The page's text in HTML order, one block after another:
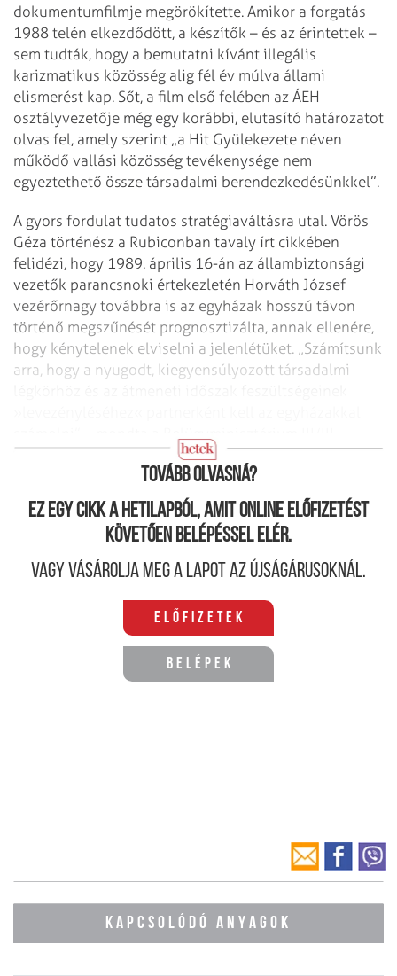
dokumentumfilmje megörökítette. Amikor a forgatás
1988 telén elkezdődött, a készítők – és az érintet­tek –
sem tudták, hogy a bemutatni kívánt illegális
karizmatikus közösség alig fél év múlva állami
elismerést kap. Sőt, a film első felében az ÁEH
osztályvezetője még egy korábbi, elutasító határozatot
olvas fel, amely szerint „a Hit Gyülekezete néven
működő vallási közösség tevékenysége nem
egyeztethető össze társadalmi berendezkedésünkkel”.
A gyors fordulat tudatos stratégiaváltásra utal. Vörös
Géza történész a Rubiconban tavaly írt cikkében
felidézi, hogy 1989. április 16-án az állambiztonsági
vezetők parancsnoki értekezletén Horváth József
vezérőrnagy továbbra is az egyházak hosszú távon
történő megszűnését prognosztizálta, annak ellenére,
hogy kénytelenek elviselni a jelenlétüket. „Számítsunk
arra, hogy a nyugodt, kiegyensúlyozott társadalmi
csoportfőnökség vezetője.
Tovább olvasná?
Ez egy cikk a hetilapból, amit online előfizetést
követően belépéssel elér.
Vagy vásárolja meg a lapot az újságárusoknál.
Előfizetek
Belépek
KAPCSOLÓDÓ ANYAGOK